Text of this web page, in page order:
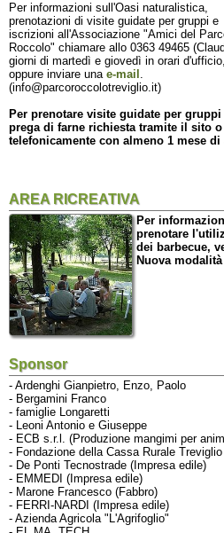
Per informazioni sull'Oasi naturalistica,
prenotazioni di visite guidate per gruppi e
iscrizioni all'Associazione "Amici del
Roccolo" chiamare allo 0363 49465
giorni di martedì e giovedì in orari d'ufficio,
oppure inviare una e-mail .
(info@parcoroccolotreviglio.it)
Per prenotare visite guidate per gruppi
prega di farne richiesta tramite il sito o
telefonicamente con almeno 1 mese
AREA RICREATIVA
Per
prenotare
dei barbecue,
Nuova
Sponsor
- Ardenghi Gianpietro, Enzo, Paolo
- Bergamini Franco
- famiglie Longaretti
- Leoni Antonio e Giuseppe
- ECB s.r.l. (Produzione mangimi per
- Fondazione della Cassa Rurale Treviglio
- De Ponti Tecnostrade (Impresa edile)
- EMMEDI (Impresa edile)
- Marone Francesco (Fabbro)
- FERRI-NARDI (Impresa edile)
- Azienda Agricola "L'Agrifoglio"